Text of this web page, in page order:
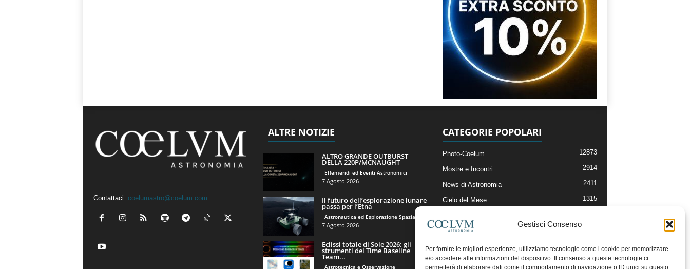
Gestisci Consenso
Per fornire le migliori esperienze, utilizziamo tecnologie come i cookie per memorizzare
e/o accedere alle informazioni del dispositivo. Il consenso a queste tecnologie ci
permetterà di elaborare dati come il comportamento di navigazione o ID unici su questo
Contattaci: coelumastro@coelum.com
ALTRE NOTIZIE
ALTRO GRANDE OUTBURST
DELLA 220P/MCNAUGHT
Effemeridi ed Eventi Astronomici
7 Agosto 2026
Il futuro dell’esplorazione lunare
passa per l’Etna
Astronautica ed Esplorazione Spaziale
7 Agosto 2026
Eclissi totale di Sole 2026: gli
strumenti del Time Baseline
Team...
Astrotecnica e Osservazione
CATEGORIE POPOLARI
Photo-Coelum 12873
Mostre e Incontri 2914
News di Astronomia 2411
Cielo del Mese 1315
Articoli e Risorse On-Line
Il Blog della Redazione